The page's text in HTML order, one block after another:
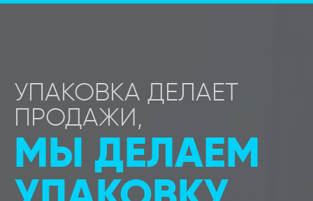
УПАКОВКА ДЕЛАЕТ
ПРОДАЖИ,
МЫ ДЕЛАЕМ